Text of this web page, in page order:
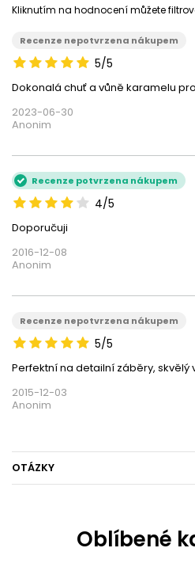
Kliknutím na hodnocení můžete
5/5
Recenze nepotvrzena nákupem
Dokonalá chuť a vůně karamelu
2023-06-30
Anonim
4/5
Recenze potvrzena nákupem
Doporučuji
2016-12-08
Anonim
5/5
Recenze nepotvrzena nákupem
Perfektní na detailní záběry, skvělý
2015-12-03
Anonim
OTÁZKY
Oblíbené